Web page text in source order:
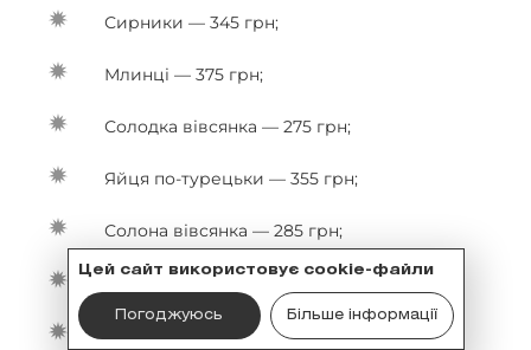
Сирники — 345 грн;
Млинці — 375 грн;
Солодка вівсянка — 275 грн;
Яйця по-турецьки — 355 грн;
Солона вівсянка — 285 грн;
Солоні сирники — 345 грн;
Солоні млинці — 305 грн;
Цей сайт використовує cookie-файли
Погоджуюсь Більше інформації